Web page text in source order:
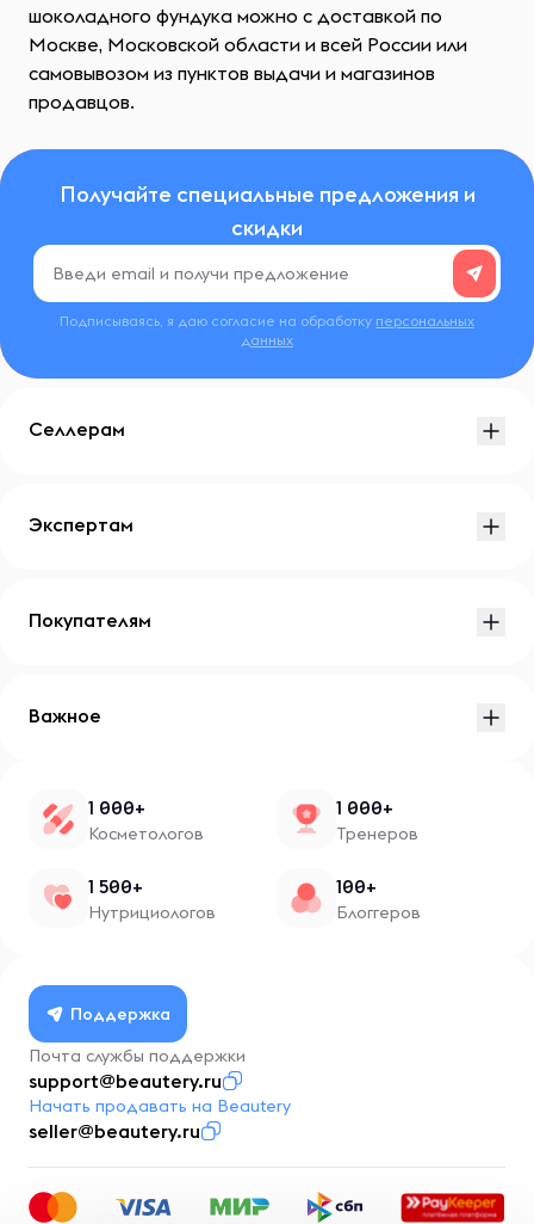
шоколадного фундука можно с доставкой по
Москве, Московской области и всей России или
самовывозом из пунктов выдачи и магазинов
продавцов.
Получайте специальные предложения и
скидки
Подписываясь, я даю согласие на обработку персональных
данных
Селлерам
Экспертам
Покупателям
Важное
1 000+
Косметологов
1 000+
Тренеров
1 500+
Нутрициологов
100+
Блоггеров
Поддержка
Почта службы поддержки
support@beautery.ru
Начать продавать на Beautery
seller@beautery.ru